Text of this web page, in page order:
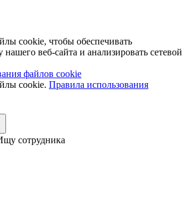
cookie, чтобы обеспечивать
веб-сайта и анализировать сетевой
файлов cookie
cookie. Правила использования
сотрудника